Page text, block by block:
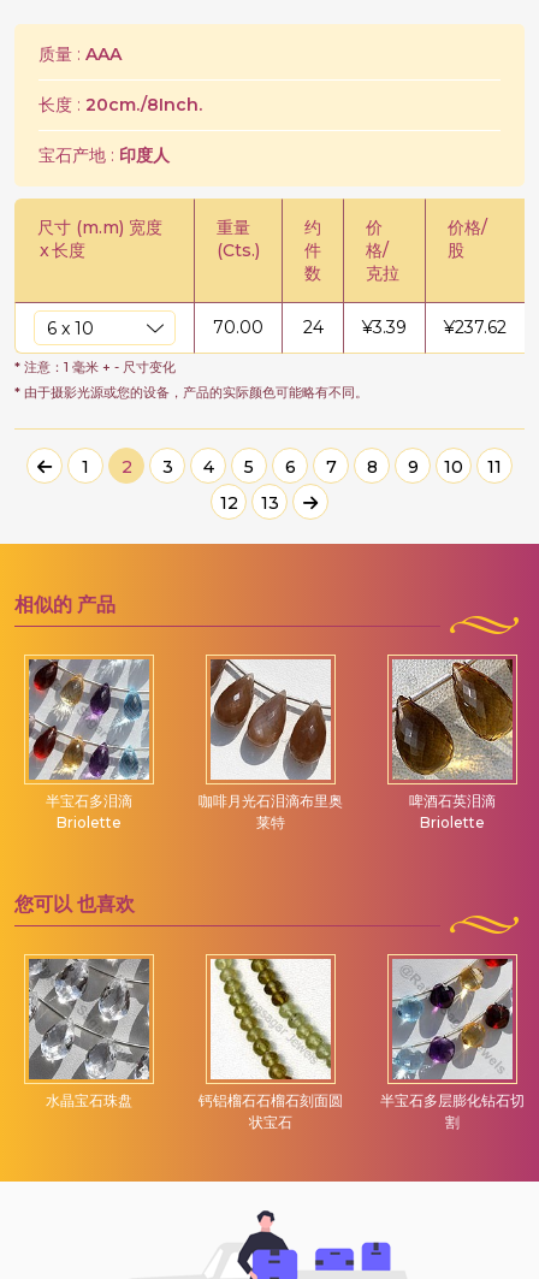
质量 : AAA
长度 : 20cm./8Inch.
宝石产地 : 印度人
尺寸 (m.m) 宽度
x长度
重量
(Cts.)
约
件
数
价
格/
克拉
价格/
股
70.00 24 ¥3.39 ¥237.62
* 注意：1 毫米 + - 尺寸变化
* 由于摄影光源或您的设备，产品的实际颜色可能略有不同。
1 2 3 4 5 6 7 8 9 10
11
12
13
相似的 产品
半宝石多泪滴
Briolette
咖啡月光石泪滴布里奥
莱特
啤酒石英泪滴
Briolette
您可以 也喜欢
水晶宝石珠盘
钙铝榴石石榴石刻面圆
状宝石
半宝石多层膨化钻石切
割